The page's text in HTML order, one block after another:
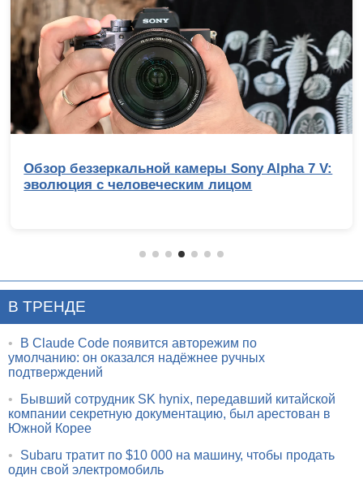
Обзор беззеркальной камеры Sony Alpha 7 V:
эволюция с человеческим лицом
В ТРЕНДЕ
•
В Claude Code появится авторежим по
умолчанию: он оказался надёжнее ручных
подтверждений
•
Бывший сотрудник SK hynix, передавший китайской
компании секретную документацию, был арестован в
Южной Корее
•
Subaru тратит по $10 000 на машину, чтобы продать
один свой электромобиль